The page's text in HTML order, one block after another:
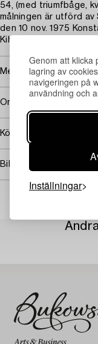
Genom att klicka
lagring av
navigeringen på
användning och
Inställningar
54, (med triumfbåge,
målningen är utförd av
den 10 nov. 1975
Kihlman".
Mer om Sven X:et
Omfattas av följerätt
Köpinformation
Bildrättigheter